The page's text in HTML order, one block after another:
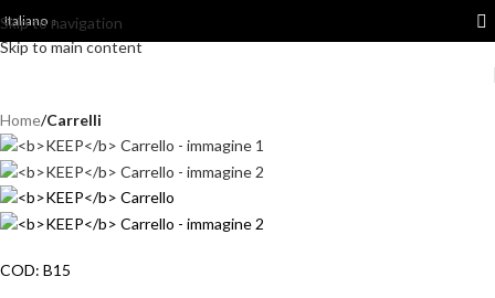
Skip to navigation
Skip to main content
Italiano
Home Carrelli
COD: B15